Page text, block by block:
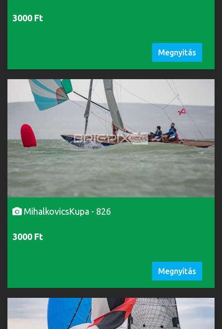
3000 Ft
Megnyitás
MihalkovicsKupa - 826
3000 Ft
Megnyitás